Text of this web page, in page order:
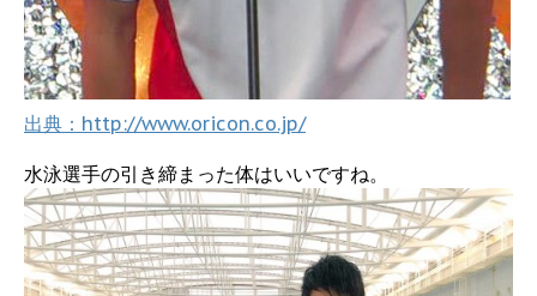
出典：http://www.oricon.co.jp/
水泳選手の引き締まった体はいいですね。